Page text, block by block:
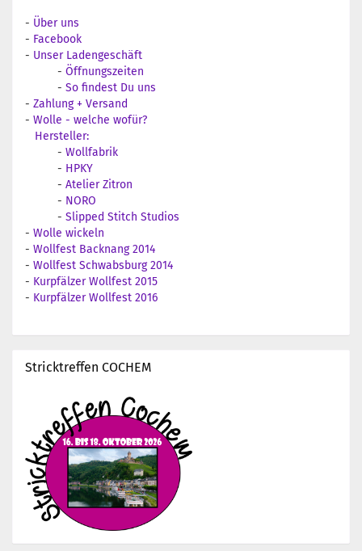
- Über uns
- Facebook
- Unser Ladengeschäft
- Öffnungszeiten
- So findest Du uns
- Zahlung + Versand
- Wolle - welche wofür?
Hersteller:
- Wollfabrik
- HPKY
- Atelier Zitron
- NORO
- Slipped Stitch Studios
- Wolle wickeln
- Wollfest Backnang 2014
- Wollfest Schwabsburg 2014
- Kurpfälzer Wollfest 2015
- Kurpfälzer Wollfest 2016
Stricktreffen COCHEM